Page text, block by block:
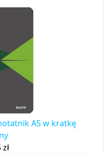
A5 w kratkę
zł